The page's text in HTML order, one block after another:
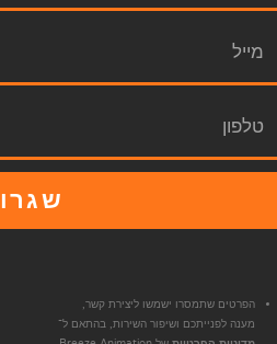
שגרו
הפרטים שתמסרו ישמשו ליצירת קשר,
מענה לפנייתכם ושיפור השירות, בהתאם ל־